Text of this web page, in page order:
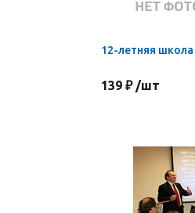
12-летняя школа
139 ₽ /шт